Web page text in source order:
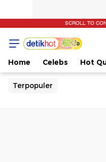
SCROLL TO
Home Celebs Hot
Terpopuler